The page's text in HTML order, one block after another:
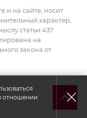
и на сайте, носит
характер,
статьи 437
на
закона от
отношении